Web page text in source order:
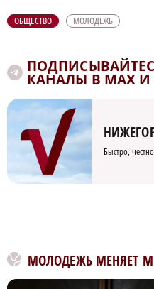
ОБЩЕСТВО МОЛОДЕЖЬ
КАНАЛЫ В MAX И
Быстро,
МОЛОДЕЖЬ МЕНЯЕТ